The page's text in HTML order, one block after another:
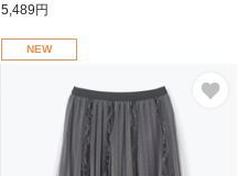
5,489円
NEW